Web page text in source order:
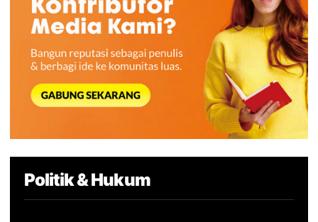
Politik & Hukum